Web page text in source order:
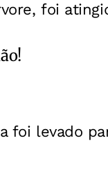
foi
foi levado